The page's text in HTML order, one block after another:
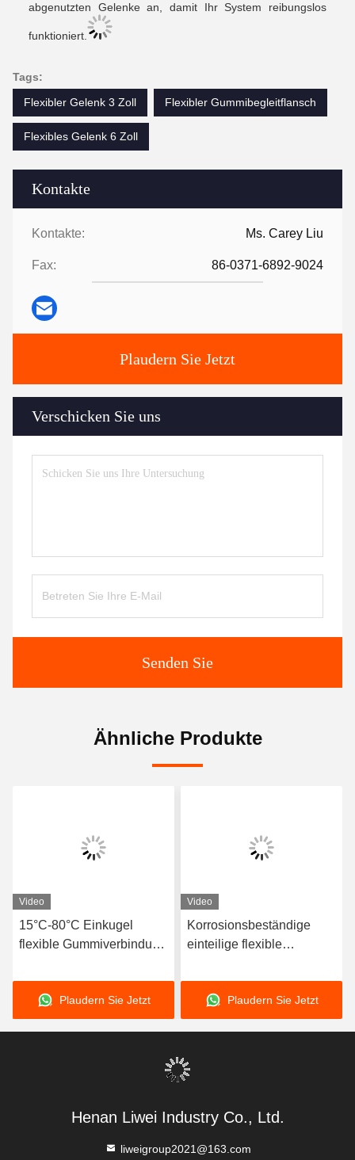
Kontakte
Kontakte: Ms. Carey Liu
Fax: 86-0371-6892-9024
Plaudern Sie Jetzt
Verschicken Sie uns
Senden Sie
abgenutzten Gelenke an, damit Ihr System reibungslos
funktioniert.
Tags:
Flexibler Gelenk 3 Zoll
Flexibler Gummibegleitflansch
Flexibles Gelenk 6 Zoll
Ähnliche Produkte
Video
15°C-80°C Einkugel
flexible Gummiverbindung
bietet lange Lebensdauer
und höhere Haltbarkeit
Plaudern Sie Jetzt
Video
Korrosionsbeständige
einteilige flexible
Flexibles Element
Geeignet für dynamische
Rohrsysteme, die eine
Plaudern Sie Jetzt
Henan Liwei Industry Co., Ltd.
liweigroup2021@163.com